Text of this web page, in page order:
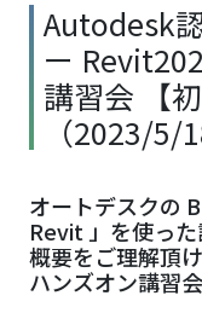
ー
シ
ョ
ー・
イベ
ント
ングセンタ
ー
Revit2023
設備設計
ンライン講
者向け 導
体験】
（2023/5/
開催）
Autodesk
ー
講習会 【
（2023/5/
オートデスクの
Revit 」を使った
概要をご理解頂
ハンズオン講習